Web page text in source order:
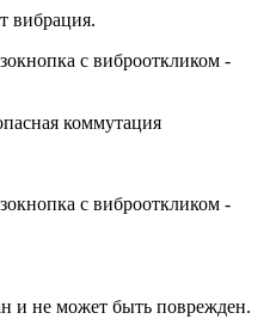
вибрация.
коммутация
и не может быть поврежден.